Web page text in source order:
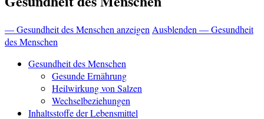
— Gesundheit des Menschen anzeigen Ausblenden — Gesundheit
des Menschen
Gesundheit des Menschen
Gesunde Ernährung
Heilwirkung von Salzen
Wechselbeziehungen
Inhaltsstoffe der Lebensmittel